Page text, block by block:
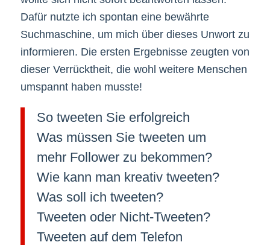
Dafür nutzte ich spontan eine bewährte
Suchmaschine, um mich über dieses Unwort zu
informieren. Die ersten Ergebnisse zeugten von
dieser Verrücktheit, die wohl weitere Menschen
umspannt haben musste!
So tweeten Sie erfolgreich
Was müssen Sie tweeten um
mehr Follower zu bekommen?
Wie kann man kreativ tweeten?
Was soll ich tweeten?
Tweeten oder Nicht-Tweeten?
Tweeten auf dem Telefon